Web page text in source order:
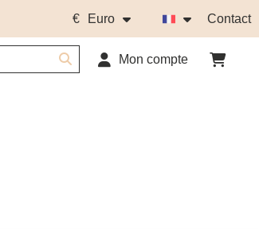
€ Euro Contact
Mon compte